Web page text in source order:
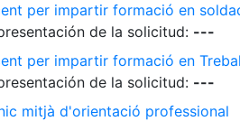
per impartir formació en
de la solicitud: ---
per impartir formació en
de la solicitud: ---
mitjà d'orientació professional